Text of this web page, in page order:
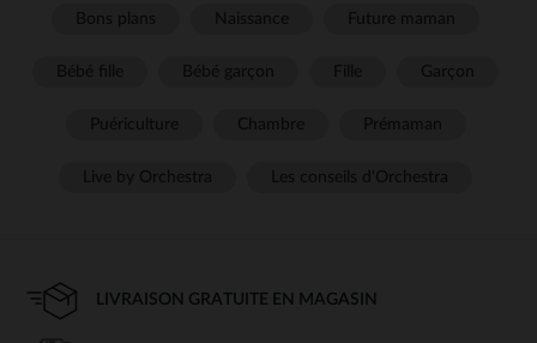
LIVRAISON GRATUITE EN MAGASIN